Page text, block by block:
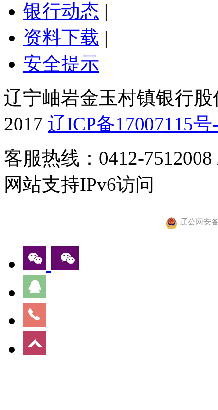
银行动态 |
资料下载 |
安全提示
辽宁岫岩金玉村镇银行
2017 辽ICP备17007115号
客服热线：0412-
网站支持IPv6访问
辽公网安